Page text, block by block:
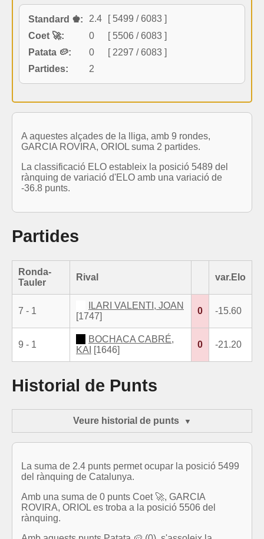
Standard ♚: 2.4
[ 5499 / 6083 ]
Coet 🚀:
0
[ 5506 / 6083 ]
Patata 🥔:
0
[ 2297 / 6083 ]
Partides:
2
A aquestes alçades de la lliga, amb 9 rondes,
GARCIA ROVIRA, ORIOL suma 2 partides.
La classificació ELO estableix la posició 5489 del
rànquing de variació d'ELO amb una variació de
-36.8 punts.
Partides
Ronda-
Tauler
Rival var.Elo
7 - 1
ILARI VALENTI, JOAN
[1747]
0 -15.60
9 - 1
BOCHACA CABRÉ,
KAI
[1646]
0 -21.20
Historial de Punts
Veure historial de punts
La suma de 2.4 punts permet ocupar la posició 5499
del rànquing de Catalunya.
Amb una suma de 0 punts Coet 🚀, GARCIA
ROVIRA, ORIOL es troba a la posició 5506 del
rànquing.